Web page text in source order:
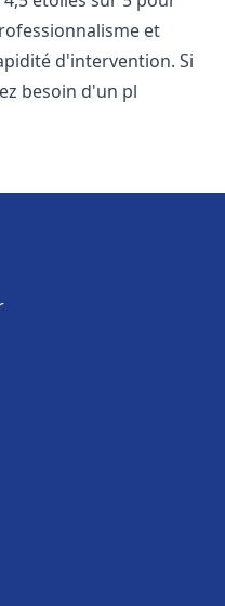
et
d'intervention. Si
besoin d'un pl